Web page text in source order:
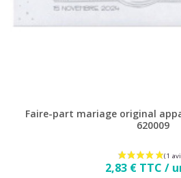
Faire-part mariage original
620009
Prix
2,83 € TTC /